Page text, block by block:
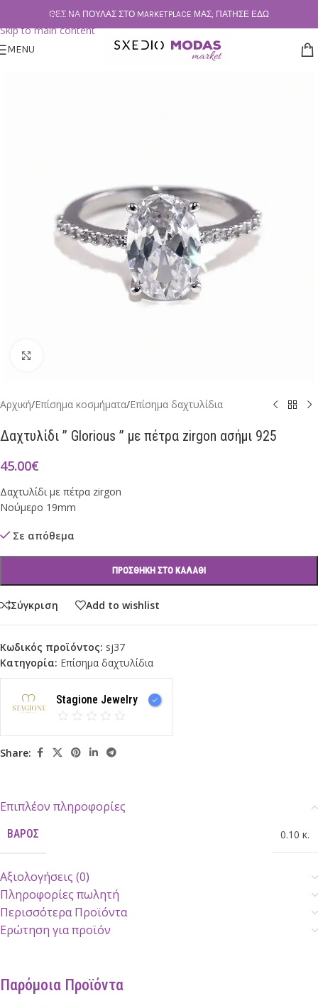
Skip to navigation
Skip to main content
ΘΕΣ ΝΑ ΠΟΥΛΆΣ ΣΤΟ MARKETPLACE ΜΑΣ; ΠΆΤΗΣΕ ΕΔΏ
MENU
Αρχική/Επίσημα κοσμήματα/Επίσημα δαχτυλίδια
Δαχτυλίδι ” Glorious ” με πέτρα zirgon ασήμι 925
45.00€
Δαχτυλίδι με πέτρα zirgon
Νούμερο 19mm
Σε απόθεμα
ΠΡΟΣΘΉΚΗ ΣΤΟ ΚΑΛΆΘΙ
Σύγκριση Add to wishlist
Κωδικός προϊόντος: sj37
Κατηγορία: Επίσημα δαχτυλίδια
Stagione Jewelry
Share:
Επιπλέον πληροφορίες
ΒΆΡΟΣ 0.10 κ.
Αξιολογήσεις (0)
Πληροφορίες πωλητή
Περισσότερα Προϊόντα
Ερώτηση για προϊόν
Παρόμοια Προϊόντα